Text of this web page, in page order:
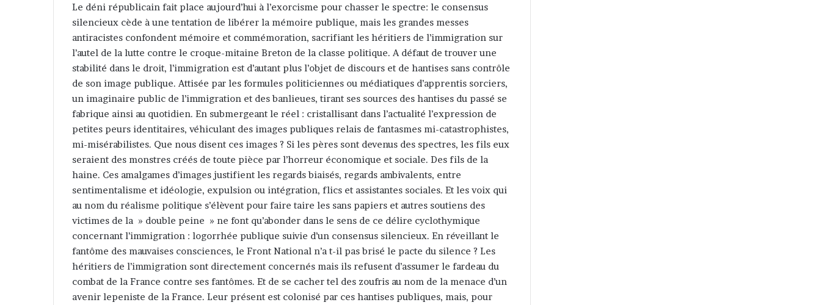
Le déni républicain fait place aujourd’hui à l’exorcisme pour chasser le spectre: le consensus
silencieux cède à une tentation de libérer la mémoire publique, mais les grandes messes
antiracistes confondent mémoire et commémoration, sacrifiant les héritiers de l’immigration sur
l’autel de la lutte contre le croque-mitaine Breton de la classe politique. A défaut de trouver une
stabilité dans le droit, l’immigration est d’autant plus l’objet de discours et de hantises sans contrôle
de son image publique. Attisée par les formules politiciennes ou médiatiques d’apprentis sorciers,
un imaginaire public de l’immigration et des banlieues, tirant ses sources des hantises du passé se
fabrique ainsi au quotidien. En submergeant le réel : cristallisant dans l’actualité l’expression de
petites peurs identitaires, véhiculant des images publiques relais de fantasmes mi-catastrophistes,
mi-misérabilistes. Que nous disent ces images ? Si les pères sont devenus des spectres, les fils eux
seraient des monstres créés de toute pièce par l’horreur économique et sociale. Des fils de la
haine. Ces amalgames d’images justifient les regards biaisés, regards ambivalents, entre
sentimentalisme et idéologie, expulsion ou intégration, flics et assistantes sociales. Et les voix qui
au nom du réalisme politique s’élèvent pour faire taire les sans papiers et autres soutiens des
victimes de la » double peine » ne font qu’abonder dans le sens de ce délire cyclothymique
concernant l’immigration : logorrhée publique suivie d’un consensus silencieux. En réveillant le
fantôme des mauvaises consciences, le Front National n’a t-il pas brisé le pacte du silence ? Les
héritiers de l’immigration sont directement concernés mais ils refusent d’assumer le fardeau du
combat de la France contre ses fantômes. Et de se cacher tel des zoufris au nom de la menace d’un
avenir lepeniste de la France. Leur présent est colonisé par ces hantises publiques, mais, pour